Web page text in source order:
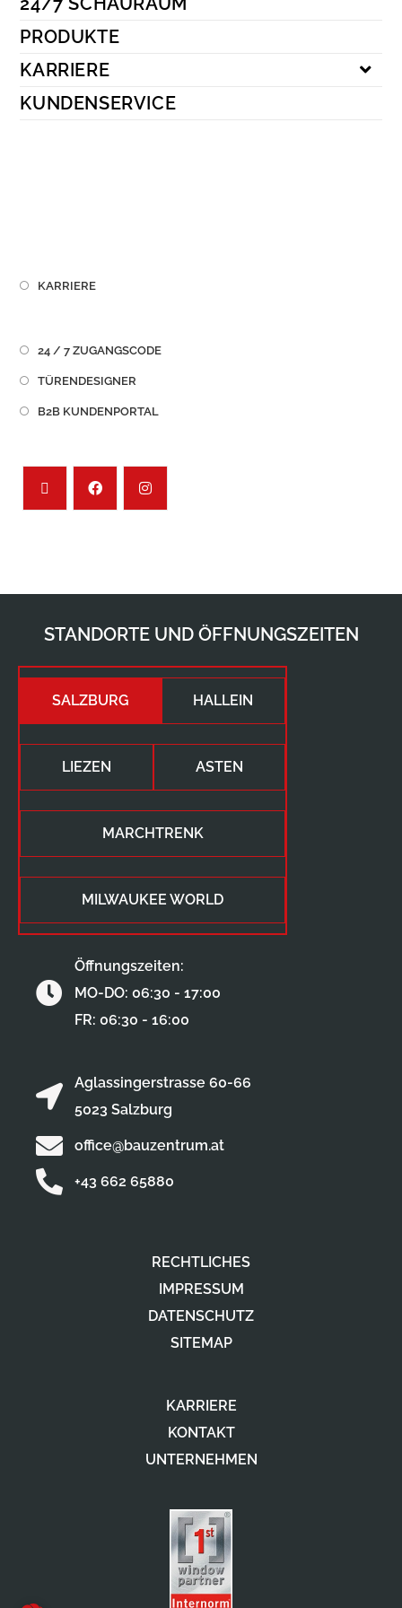
PRODUKTE
KARRIERE
KUNDENSERVICE
KARRIERE
24 / 7 ZUGANGSCODE
TÜRENDESIGNER
B2B KUNDENPORTAL
RECHTLICHES
IMPRESSUM
DATENSCHUTZ
SITEMAP
KARRIERE
KONTAKT
UNTERNEHMEN
STANDORTE UND ÖFFNUNGSZEITEN
SALZBURG HALLEIN
LIEZEN ASTEN
MARCHTRENK
MILWAUKEE WORLD
Aglassingerstrasse 60-66
5023 Salzburg
office@bauzentrum.at
+43 662 65880
Öffnungszeiten:
MO-DO: 06:30 - 17:00
FR: 06:30 - 16:00